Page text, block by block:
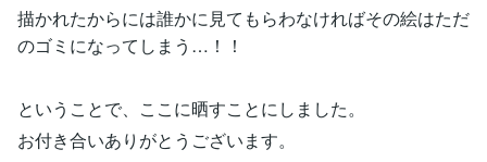
描かれたからには誰かに見てもらわなければその絵はただ
のゴミになってしまう…！！
ということで、ここに晒すことにしました。
お付き合いありがとうございます。